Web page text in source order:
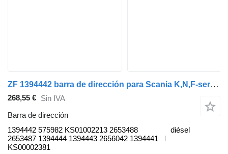
ZF 1394442 barra de dirección para Scania K,N,F-series bus (2006-) autobús
268,55 € Sin IVA
Barra de dirección
1394442 575982 KS01002213 2653488
2653487 1394444 1394443 2656042 1394441
KS00002381
diésel